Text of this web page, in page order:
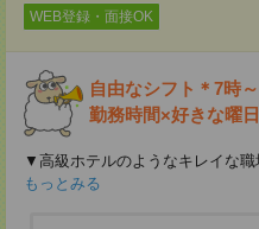
WEB登録・面接OK
自由なシフト＊7時
勤務時間×好きな曜
▼高級ホテルのようなキレイな
もっとみる